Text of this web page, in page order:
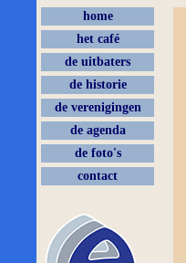
home
het café
de uitbaters
de historie
de verenigingen
de agenda
de foto's
contact